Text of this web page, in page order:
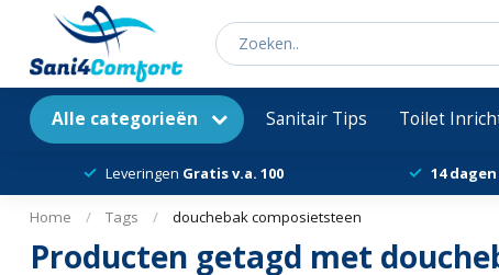
Alle categorieën Sanitair Tips Toilet
Leveringen Gratis v.a. 100 14 dagen
Home / Tags / douchebak composietsteen
Producten getagd met